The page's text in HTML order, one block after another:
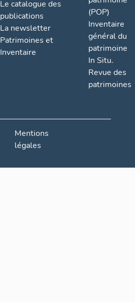
Le catalogue des
publications
La newsletter
Patrimoines et
Inventaire
(POP)
Inventaire
général du
patrimoine
In Situ.
Revue des
patrimoines
Mentions
légales